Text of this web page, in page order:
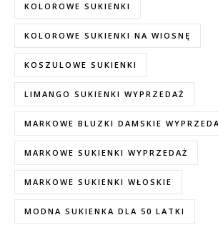
KOLOROWE SUKIENKI
KOLOROWE SUKIENKI NA WIOSNĘ
KOSZULOWE SUKIENKI
LIMANGO SUKIENKI WYPRZEDAŻ
MARKOWE BLUZKI DAMSKIE
MARKOWE SUKIENKI WYPRZEDAŻ
MARKOWE SUKIENKI WŁOSKIE
MODNA SUKIENKA DLA 50 LATKI